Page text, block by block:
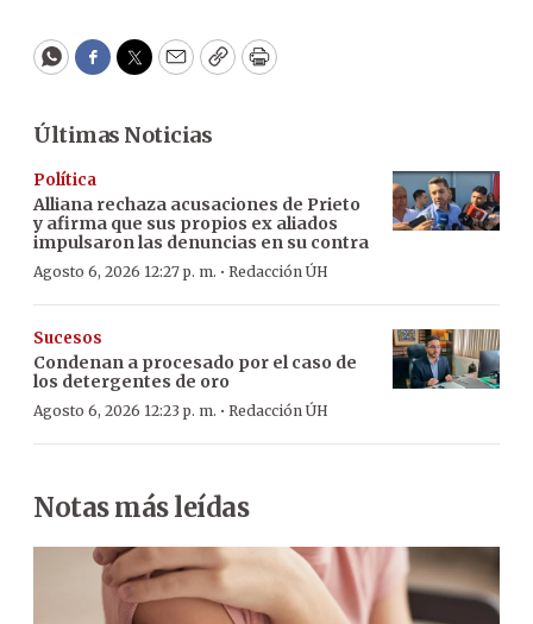
WhatsApp
Facebook
Twitter
EmailCopyPrint
Últimas Noticias
Política
Alliana rechaza acusaciones de Prieto
y afirma que sus propios ex aliados
impulsaron las denuncias en su contra
Agosto 6, 2026 12:27 p. m. · Redacción ÚH
Sucesos
Condenan a procesado por el caso de
los detergentes de oro
Agosto 6, 2026 12:23 p. m. · Redacción ÚH
Notas más leídas